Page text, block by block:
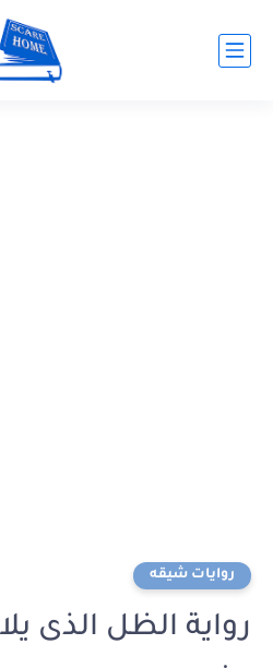
روايات شيقه
رواية الظل الذى